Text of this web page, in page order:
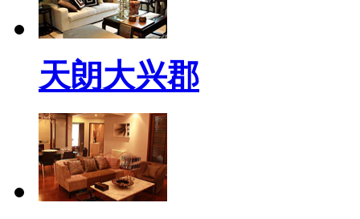
天朗大兴郡